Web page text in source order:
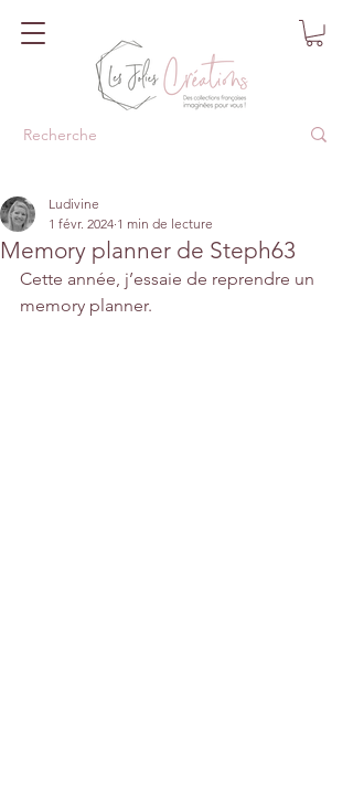
Memory planner de Steph63
Ludivine
1 févr. 2024 1 min de lecture
Cette année, j’essaie de reprendre un
memory planner.